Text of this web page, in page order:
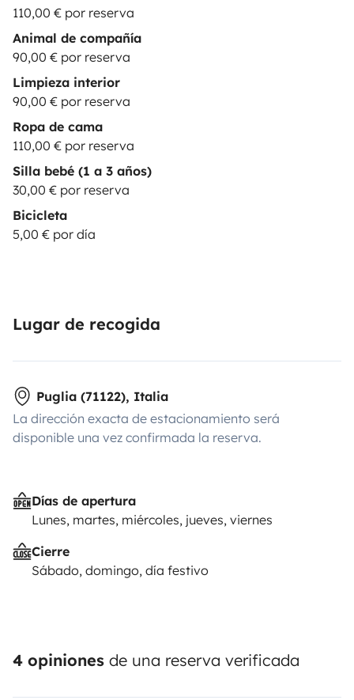
110,00 € por reserva
Animal de compañía
90,00 € por reserva
Limpieza interior
90,00 € por reserva
Ropa de cama
110,00 € por reserva
Silla bebé (1 a 3 años)
30,00 € por reserva
Bicicleta
5,00 € por día
Lugar de recogida
Puglia (71122), Italia
La dirección exacta de estacionamiento será
disponible una vez confirmada la reserva.
Días de apertura
Lunes, martes, miércoles, jueves, viernes
Cierre
Sábado, domingo, día festivo
4 opiniones de una reserva verificada